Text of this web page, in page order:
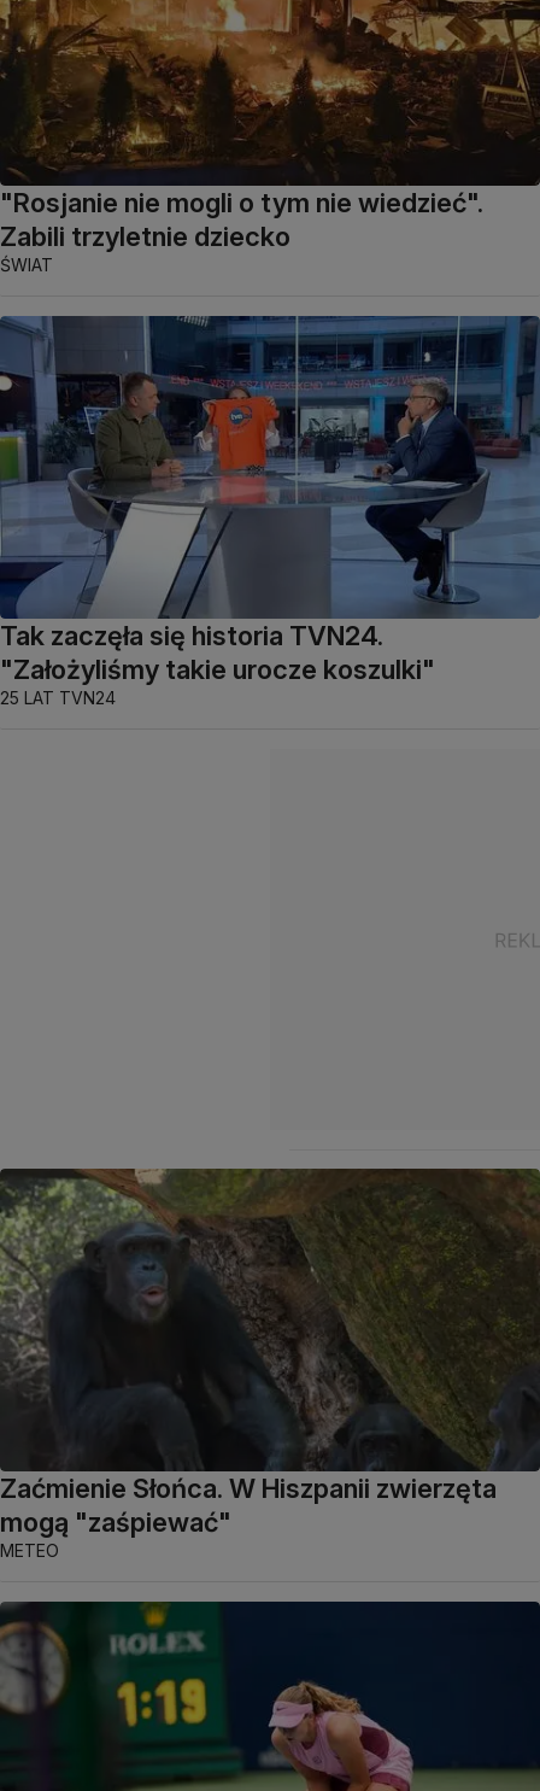
"Rosjanie nie mogli o tym nie wiedzieć".
Zabili trzyletnie dziecko
ŚWIAT
Tak zaczęła się historia TVN24.
"Założyliśmy takie urocze koszulki"
25 LAT TVN24
Zaćmienie Słońca. W Hiszpanii zwierzęta
mogą "zaśpiewać"
METEO